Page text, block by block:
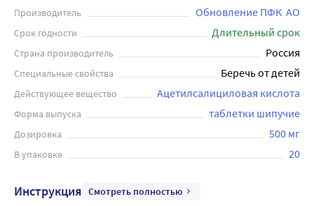
болеутоляющее действие. Препарат применяется при
головной боли, зубной боли, мышечных болях, болях в
спине и суставах, а также при ОРВИ, гриппе и других
инфекционно-воспалительных
заболеваниях.Ацетилсалициловая кислота Реневал
представлена шипучими таблетками. Взрослым и детям
старше 15 лет принимать внутрь после еды. Перед
воды. Длительность лечения (без консультации с
врачом) не должна превышать 7 дней при назначении в
качестве жаропонижающего средства. Перед
Производитель Обновление ПФК  АО
Срок годности Длительный срок
Страна производитель Россия
Специальные свойства Беречь от детей
Действующее вещество Ацетилсалициловая кислота
Форма выпуска таблетки шипучие
Дозировка 500 мг
В упаковке 20
Инструкция Смотреть полностью